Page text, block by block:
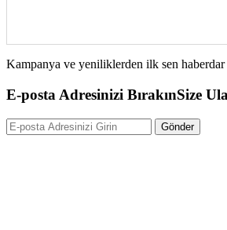
Kampanya ve yeniliklerden ilk sen haberdar
E-posta Adresinizi BırakınSize